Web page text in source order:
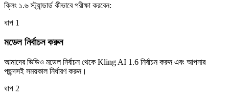
ক্লিং ১.৬ স্ট্যান্ডার্ড কীভাবে পরীক্ষা করবেন:
ধাপ 1
মডেল নির্বাচন করুন
আমাদের ভিডিও মডেল নির্বাচন থেকে Kling AI 1.6 নির্বাচন করুন এবং আপনার
পছন্দসই সময়কাল নির্ধারণ করুন।
ধাপ 2